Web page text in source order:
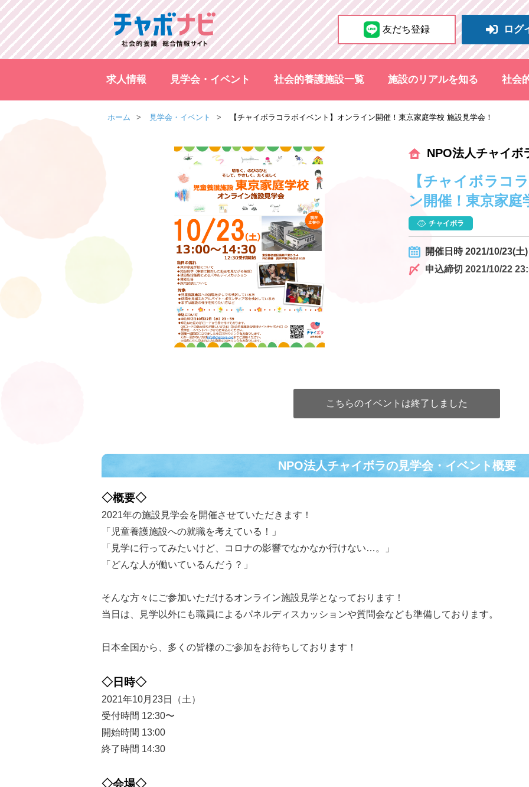
友だち登録 ログ
求人情報 見学会・イベント 社会的養護施設一覧 施設のリアルを知る 社会
ホーム 見学会・イベント 【チャイボラコラボイベント】オンライン開催！東京家庭学校 施設見学会！
NPO法人チャイボ
【チャイボラコ
ン開催！東京家庭
チャイボラ
開催日時 2021/10/23(土
申込締切 2021/10/22
こちらのイベントは終了しました
NPO法人チャイボラの⾒学会・イベント概要
◇概要◇
2021年の施設見学会を開催させていただきます！
「児童養護施設への就職を考えている！」
「見学に行ってみたいけど、コロナの影響でなかなか行けない…。」
「どんな人が働いているんだう？」
そんな方々にご参加いただけるオンライン施設見学となっております！
当日は、見学以外にも職員によるパネルディスカッションや質問会なども準備しております。
日本全国から、多くの皆様のご参加をお待ちしております！
◇日時◇
2021年10月23日（土）
受付時間 12:30〜
開始時間 13:00
終了時間 14:30
◇会場◇